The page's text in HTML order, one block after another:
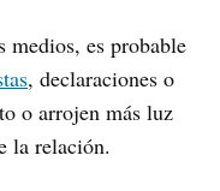
medios, es probable
, declaraciones o
o arrojen más luz
la relación.